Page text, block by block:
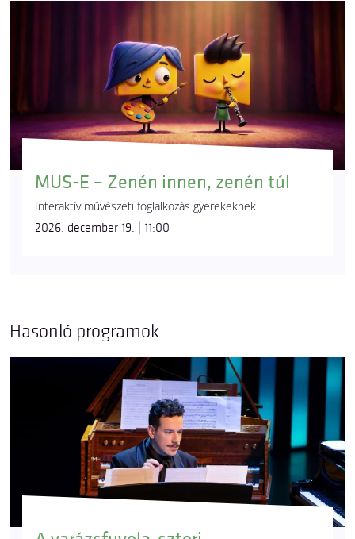
MUS-E – Zenén innen, zenén túl
Interaktív művészeti foglalkozás gyerekeknek
2026. december 19. | 11:00
Hasonló programok